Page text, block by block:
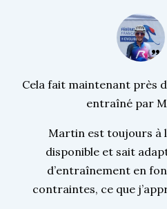
Cela fait maintenant près
entraîné par
Martin est toujours à
disponible et sait
d’entraînement en
contraintes, ce que